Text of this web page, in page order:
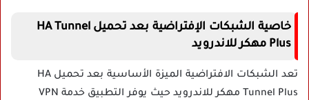
خاصية الشبكات الإفتراضية بعد تحميل HA Tunnel
Plus مهكر للاندرويد
تعد الشبكات الافتراضية الميزة الأساسية بعد تحميل HA
Tunnel Plus مهكر للاندرويد حيث يوفر التطبيق خدمة VPN